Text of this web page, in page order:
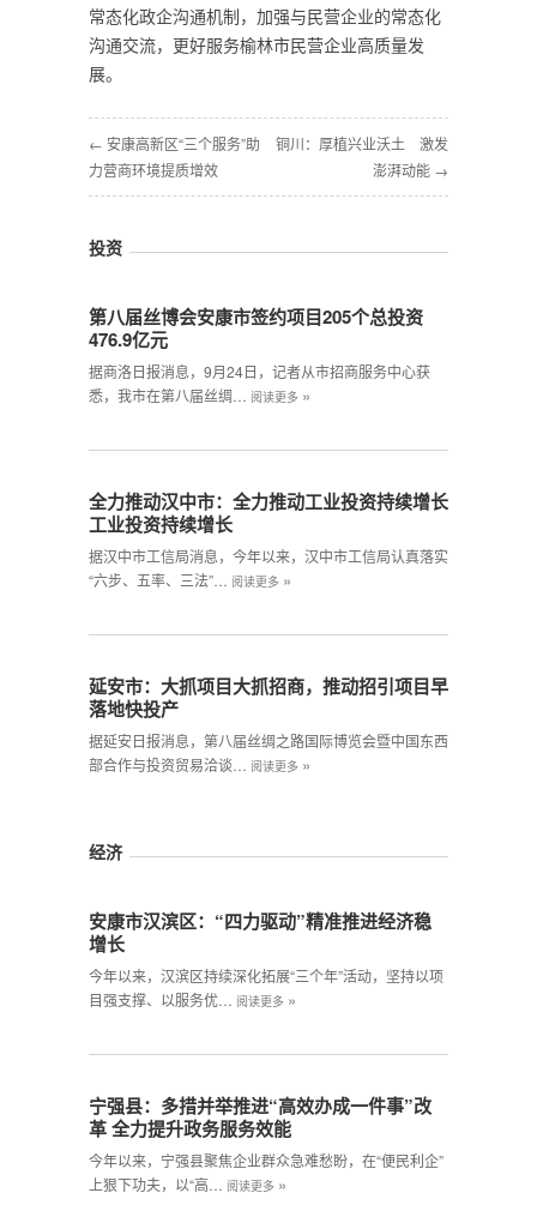
常态化政企沟通机制，加强与民营企业的常态化
沟通交流，更好服务榆林市民营企业高质量发
展。
← 安康高新区“三个服务”助
力营商环境提质增效
铜川：厚植兴业沃土 激发
澎湃动能 →
投资
第八届丝博会安康市签约项目205个总投资
476.9亿元
据商洛日报消息，9月24日，记者从市招商服务中心获
悉，我市在第八届丝绸…
阅读更多 »
全力推动汉中市：全力推动工业投资持续增长
工业投资持续增长
据汉中市工信局消息，今年以来，汉中市工信局认真落实
“六步、五率、三法”…
阅读更多 »
延安市：大抓项目大抓招商，推动招引项目早
落地快投产
据延安日报消息，第八届丝绸之路国际博览会暨中国东西
部合作与投资贸易洽谈…
阅读更多 »
经济
安康市汉滨区：“四力驱动”精准推进经济稳
增长
今年以来，汉滨区持续深化拓展“三个年”活动，坚持以项
目强支撑、以服务优…
阅读更多 »
宁强县：多措并举推进“高效办成一件事”改
革 全力提升政务服务效能
今年以来，宁强县聚焦企业群众急难愁盼，在“便民利企”
上狠下功夫，以“高…
阅读更多 »